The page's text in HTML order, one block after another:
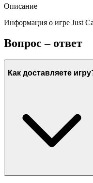
Описание
Информация о игре Just
Вопрос – ответ
Как доставляете